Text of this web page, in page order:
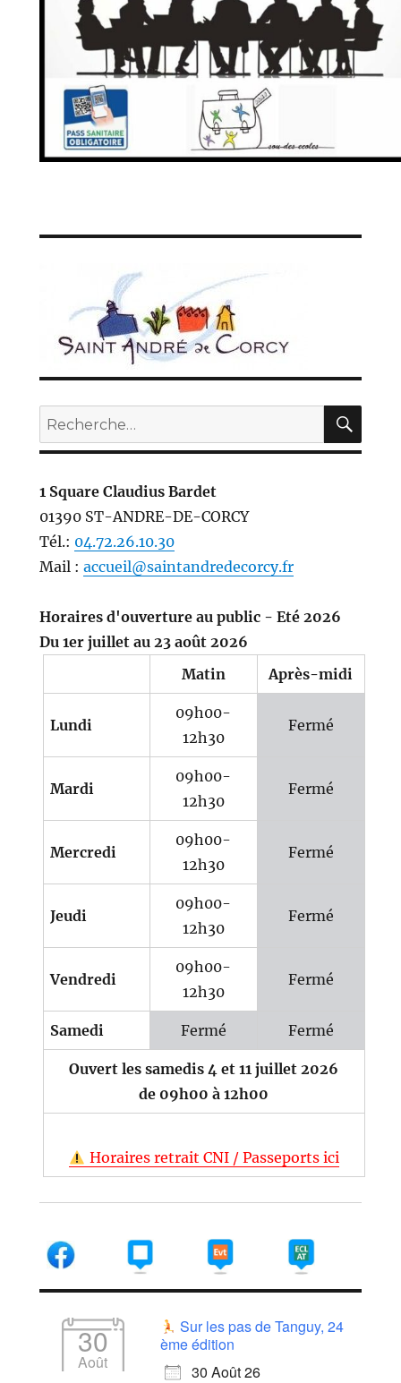
Recherche
pour :
1 Square Claudius Bardet
01390 ST-ANDRE-DE-CORCY
Tél.: 04.72.26.10.30
Mail : accueil@saintandredecorcy.fr
Horaires d'ouverture au public - Eté 2026
Du 1er juillet au 23 août 2026
Matin
Après-midi
Lundi
09h00-
12h30
Fermé
Mardi
09h00-
12h30
Fermé
Mercredi
09h00-
12h30
Fermé
Jeudi
09h00-
12h30
Fermé
Vendredi
09h00-
12h30
Fermé
Samedi Fermé Fermé
Ouvert les samedis 4 et 11 juillet 2026
de 09h00 à 12h00
Horaires retrait CNI / Passeports ici
30
Août
Sur les pas de Tanguy, 24
ème édition
30 Août 26